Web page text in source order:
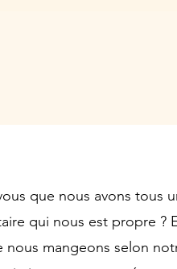
que nous avons tous
qui nous est propre ?
nous mangeons selon